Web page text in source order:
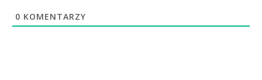
0 KOMENTARZY